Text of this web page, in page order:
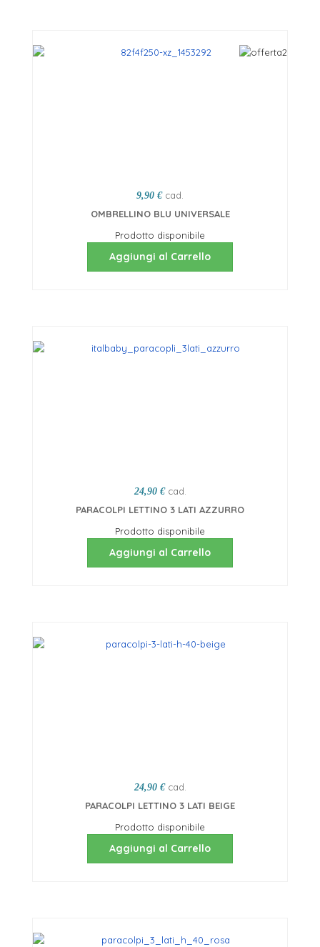
9,90 € cad.
OMBRELLINO BLU UNIVERSALE
Prodotto disponibile
Aggiungi al Carrello
24,90 € cad.
PARACOLPI LETTINO 3 LATI AZZURRO
Prodotto disponibile
Aggiungi al Carrello
24,90 € cad.
PARACOLPI LETTINO 3 LATI BEIGE
Prodotto disponibile
Aggiungi al Carrello